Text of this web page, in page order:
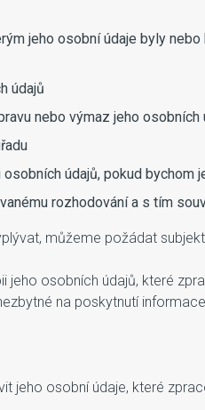
jeho osobní údaje byly
údajů
nebo výmaz jeho
údajů, pokud bychom
rozhodování a s tím
můžeme požádat
jeho osobních údajů, které
na poskytnutí
jeho osobní údaje, které